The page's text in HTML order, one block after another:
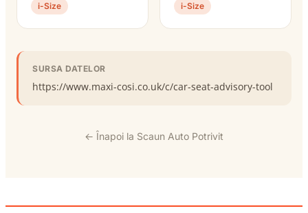
i-Size i-Size
SURSA DATELOR
https://www.maxi-cosi.co.uk/c/car-seat-advisory-tool
← Înapoi la Scaun Auto Potrivit